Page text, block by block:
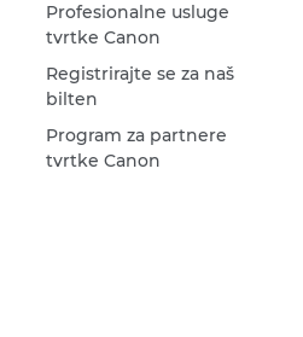
Profesionalne usluge
tvrtke Canon
Registrirajte se za naš
bilten
Program za partnere
tvrtke Canon